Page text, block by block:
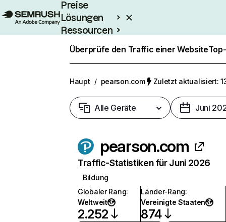
Preise
Lösungen
Ressourcen
Enterprise
Überprüfe den Traffic einer Website
Haupt / pearson.com Zuletzt aktualisiert:
Alle Geräte Juni
pearson.com
Traffic-Statistiken für Juni 2026
Bildung
Globaler Rang:
Weltweit
2.252
Länder-Rang:
Vereinigte Staaten
874